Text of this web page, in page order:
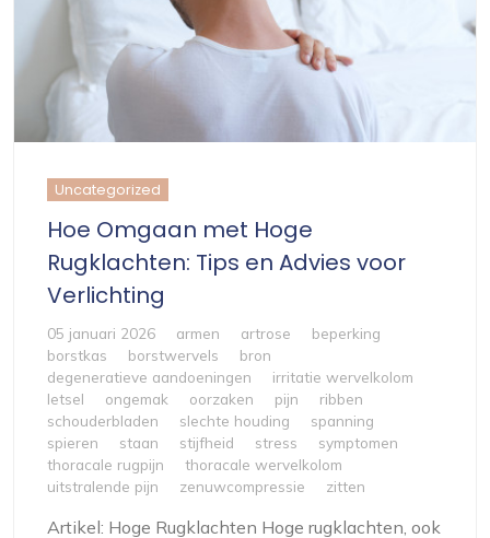
Uncategorized
Hoe Omgaan met Hoge
Rugklachten: Tips en Advies voor
Verlichting
05 januari 2026 armen artrose
beperking
borstkas
borstwervels
bron
degeneratieve aandoeningen
irritatie wervelkolom
letsel
ongemak oorzaken pijn
ribben
schouderbladen
slechte houding
spanning
spieren
staan stijfheid stress
symptomen
thoracale rugpijn
thoracale wervelkolom
uitstralende pijn
zenuwcompressie zitten
Artikel: Hoge Rugklachten Hoge rugklachten, ook